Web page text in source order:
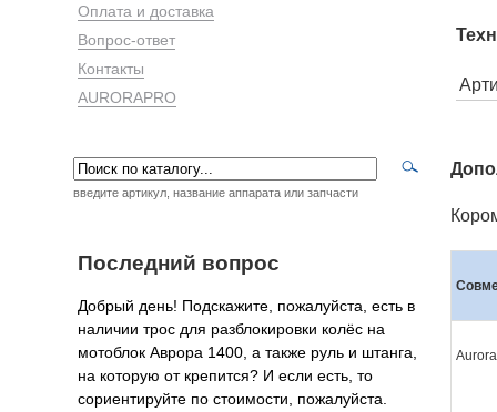
Оплата и доставка
Вопрос-ответ
Контакты
AURORAPRO
введите артикул, название аппарата или запчасти
Последний вопрос
Добрый день! Подскажите, пожалуйста, есть в
наличии трос для разблокировки колёс на
мотоблок Аврора 1400, а также руль и штанга,
на которую от крепится? И если есть, то
сориентируйте по стоимости, пожалуйста.
Aurora